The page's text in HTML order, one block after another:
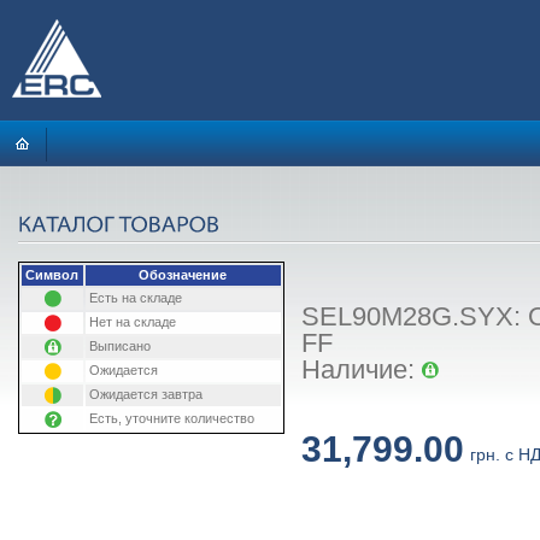
Символ
Обозначение
Есть на складе
Нет на складе
Выписано
Ожидается
Ожидается завтра
Есть, уточните количество
SEL90M28G.SYX:
FF
Наличие:
31,799.00 грн. с